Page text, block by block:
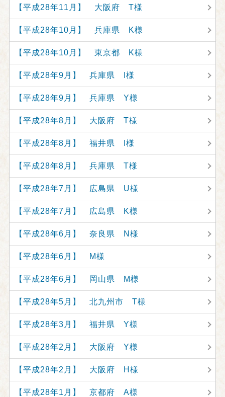
【平成28年11月】 大阪府 T様
【平成28年10月】 兵庫県 K様
【平成28年10月】 東京都 K様
【平成28年9月】 兵庫県 I様
【平成28年9月】 兵庫県 Y様
【平成28年8月】 大阪府 T様
【平成28年8月】 福井県 I様
【平成28年8月】 兵庫県 T様
【平成28年7月】 広島県 U様
【平成28年7月】 広島県 K様
【平成28年6月】 奈良県 N様
【平成28年6月】 M様
【平成28年6月】 岡山県 M様
【平成28年5月】 北九州市 T様
【平成28年3月】 福井県 Y様
【平成28年2月】 大阪府 Y様
【平成28年2月】 大阪府 H様
【平成28年1月】 京都府 A様